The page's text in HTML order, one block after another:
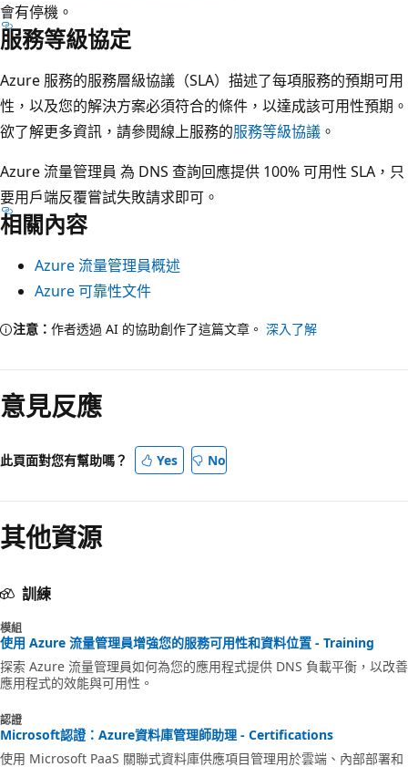
會有停機。
服務等級協定
Azure 服務的服務層級協議（SLA）描述了每項服務的預期可用
性，以及您的解決方案必須符合的條件，以達成該可用性預期。
欲了解更多資訊，請參閱線上服務的服務等級協議 。
Azure 流量管理員 為 DNS 查詢回應提供 100% 可用性 SLA，只
要用戶端反覆嘗試失敗請求即可。
相關內容
Azure 流量管理員概述
Azure 可靠性文件
注意： 作者透過 AI 的協助創作了這篇文章。 深入了解
意見反應
此頁面對您有幫助嗎？ Yes No
其他資源
訓練
模組
使用 Azure 流量管理員增強您的服務可用性和資料位置 - Training
探索 Azure 流量管理員如何為您的應用程式提供 DNS 負載平衡，以改善
應用程式的效能與可用性。
認證
Microsoft認證：Azure資料庫管理師助理 - Certifications
使用 Microsoft PaaS 關聯式資料庫供應項目管理用於雲端、內部部署和